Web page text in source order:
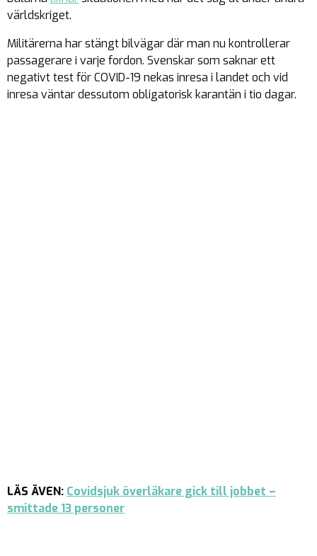
världskriget.
Militärerna har stängt bilvägar där man nu kontrollerar
passagerare i varje fordon. Svenskar som saknar ett
negativt test för COVID-19 nekas inresa i landet och vid
inresa väntar dessutom obligatorisk karantän i tio dagar.
LÄS ÄVEN: Covidsjuk överläkare gick till jobbet –
smittade 13 personer